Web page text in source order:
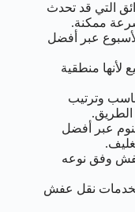
التي قد تحدث
ممكنة.
عبر أفضل
لأنها منطقية
وترتيب
عبر أفضل
وفق نوعه
نقل عفش